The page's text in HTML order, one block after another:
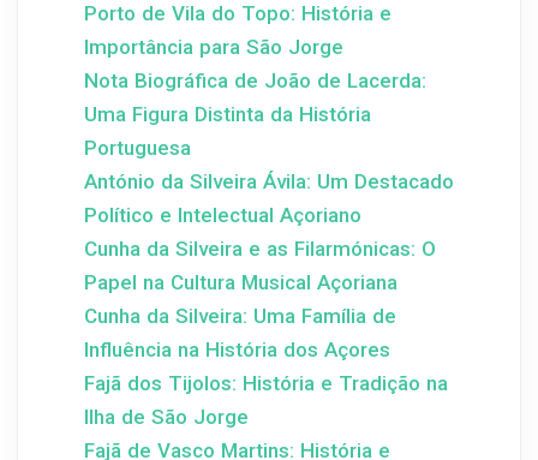
Porto de Vila do Topo: História e
Importância para São Jorge
Nota Biográfica de João de Lacerda:
Uma Figura Distinta da História
Portuguesa
António da Silveira Ávila: Um Destacado
Político e Intelectual Açoriano
Cunha da Silveira e as Filarmónicas: O
Papel na Cultura Musical Açoriana
Cunha da Silveira: Uma Família de
Influência na História dos Açores
Fajã dos Tijolos: História e Tradição na
Ilha de São Jorge
Fajã de Vasco Martins: História e